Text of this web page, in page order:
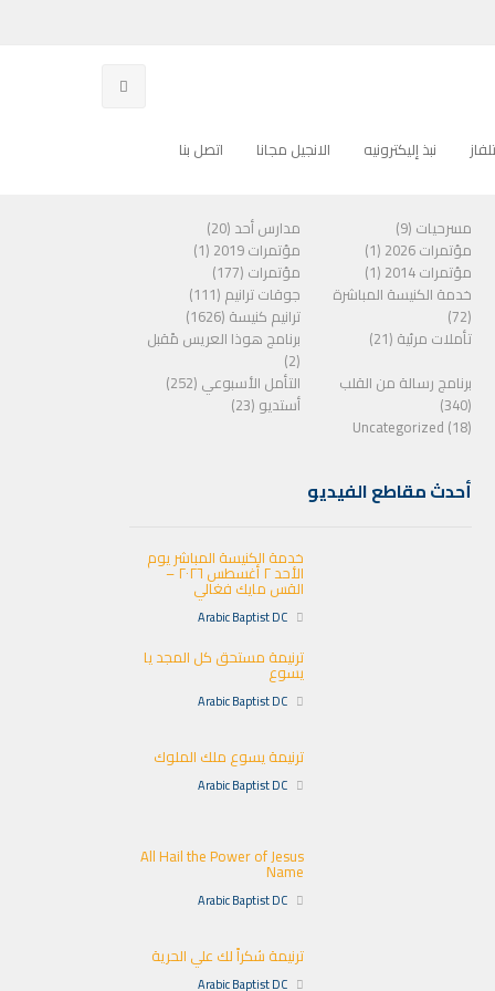
نبذ إليكترونيه الانجيل مجانا اتصل بنا الفئات
مسرحيات (9)
مدارس أحد (20)
مؤتمرات 2026 (1)
مؤتمرات 2019 (1)
مؤتمرات 2014 (1)
مؤتمرات (177)
خدمة الكنيسة المباشرة
(72)
جوقات ترانيم (111)
ترانيم كنيسة (1626)
تأملات مرئية (21)
برنامج هوذا العريس مًقبل
(2)
برنامج رسالة من القلب
(340)
التأمل الأسبوعي (252)
أستديو (23)
Uncategorized (18)
أحدث مقاطع الفيديو
خدمة الكنيسة المباشر يوم
الأحد ٢ أغسطس ٢٠٢٦ –
القس مايك فغالي
Arabic Baptist DC
ترنيمة مستحق كل المجد يا
يسوع
Arabic Baptist DC
ترنيمة يسوع ملك الملوك
Arabic Baptist DC
All Hail the Power of Jesus
Name
Arabic Baptist DC
ترنيمة شكراً لك علي الحرية
Arabic Baptist DC